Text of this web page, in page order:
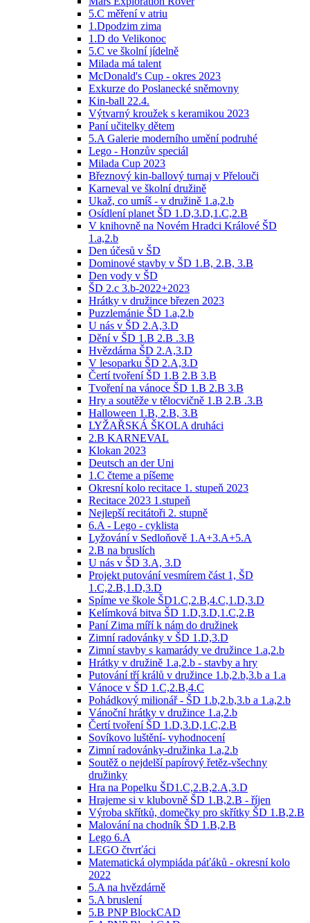
5.C měření v atriu
1.Dpodzim zima
1.D do Velikonoc
5.C ve školní jídelně
Milada má talent
McDonald's Cup - okres 2023
Exkurze do Poslanecké sněmovny
Kin-ball 22.4.
Výtvarný kroužek s keramikou 2023
Paní učitelky dětem
5.A Galerie moderního umění podruhé
Lego - Honzův speciál
Milada Cup 2023
Březnový kin-ballový turnaj v Přelouči
Karneval ve školní družině
Ukaž, co umíš - v družině 1.a,2.b
Osídlení planet ŠD 1.D,3.D,1.C,2.B
V knihovně na Novém Hradci Králové ŠD
1.a,2.b
Den účesů v ŠD
Dominové stavby v ŠD 1.B, 2.B, 3.B
Den vody v ŠD
ŠD 2.c 3.b-2022+2023
Hrátky v družince březen 2023
Puzzlemánie ŠD 1.a,2.b
U nás v ŠD 2.A,3.D
Dění v ŠD 1.B 2.B .3.B
Hvězdárna ŠD 2.A,3.D
V lesoparku ŠD 2.A,3.D
Čertí tvoření ŠD 1.B 2.B 3.B
Tvoření na vánoce ŠD 1.B 2.B 3.B
Hry a soutěže v tělocvičně 1.B 2.B .3.B
Halloween 1.B, 2.B, 3.B
LYŽAŘSKÁ ŠKOLA druháci
2.B KARNEVAL
Klokan 2023
Deutsch an der Uni
1.C čteme a píšeme
Okresní kolo recitace 1. stupeň 2023
Recitace 2023 1.stupeň
Nejlepší recitátoři 2. stupně
6.A - Lego - cyklista
Lyžování v Sedloňově 1.A+3.A+5.A
2.B na bruslích
U nás v ŠD 3.A, 3.D
Projekt putování vesmírem část 1, ŠD
1.C,2.B,1.D,3.D
Spíme ve škole ŠD1.C,2.B,4.C,1.D,3.D
Kelímková bitva ŠD 1.D,3.D,1.C,2.B
Paní Zima míří k nám do družinek
Zimní radovánky v ŠD 1.D,3.D
Zimní stavby s kamarády ve družince 1.a,2.b
Hrátky v družině 1.a,2.b - stavby a hry
Putování tří králů v družince 1.b,2.b,3.b a 1.a
Vánoce v ŠD 1.C,2.B,4.C
Pohádkový milionář - ŠD 1.b,2.b,3.b a 1.a,2.b
Vánoční hrátky v družince 1.a,2.b
Čertí tvoření ŠD 1.D,3.D,1.C,2.B
Sovíkovo luštění- vyhodnocení
Zimní radovánky-družinka 1.a,2.b
Soutěž o nejdelší papírový řetěz-všechny
družinky
Hra na Popelku ŠD1.C,2.B,2.A,3.D
Hrajeme si v klubovně ŠD 1.B,2.B - říjen
Výroba skřítků, domečky pro skřítky ŠD 1.B,2.B
Malování na chodník ŠD 1.B,2.B
Lego 6.A
LEGO čtvrťáci
Matematická olympiáda páťáků - okresní kolo
2022
5.A na hvězdárně
5.A bruslení
5.B PNP BlockCAD